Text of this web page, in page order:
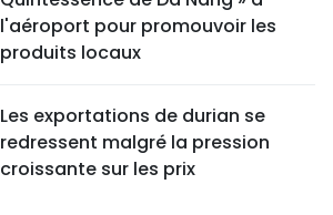
l'aéroport pour promouvoir les
produits locaux
Les exportations de durian se
redressent malgré la pression
croissante sur les prix